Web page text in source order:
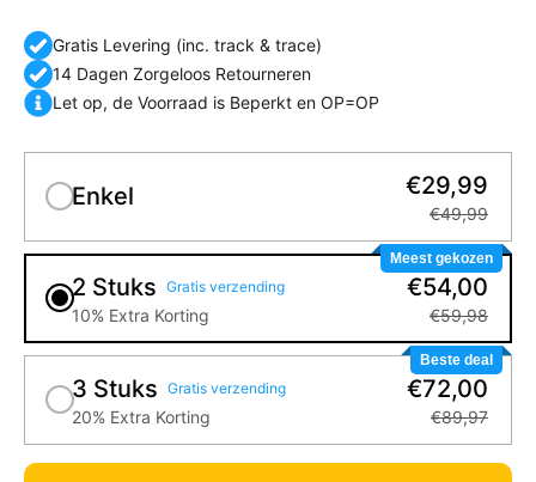
Gratis Levering (inc. track & trace)
14 Dagen Zorgeloos Retourneren
Let op, de Voorraad is Beperkt en OP=OP
Enkel €29,99
€49,99
Meest gekozen
2 Stuks Gratis verzending
10% Extra Korting
€54,00
€59,98
Beste deal
3 Stuks Gratis verzending
20% Extra Korting
€72,00
€89,97